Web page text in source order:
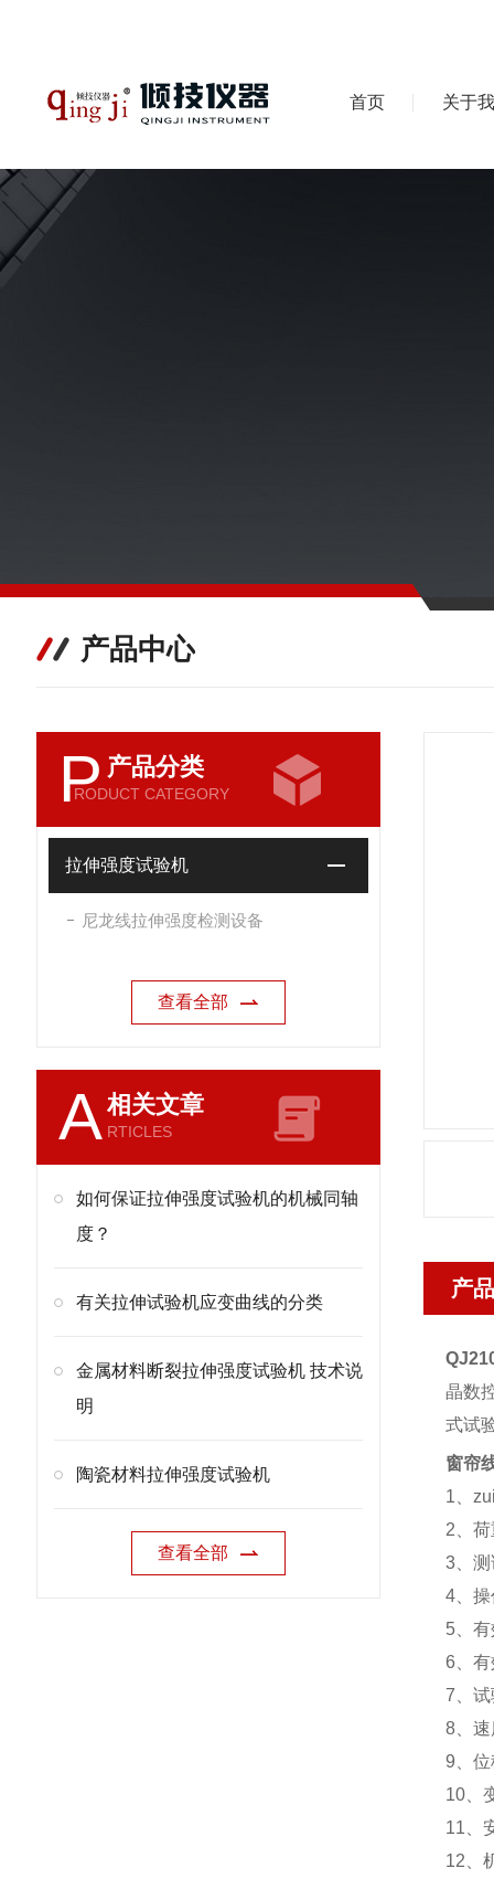
首页 关于
产品中心
P 产品分类
RODUCT CATEGORY
拉伸强度试验机
尼龙线拉伸强度检测设备
查看全部
A相关文章
RTICLES
如何保证拉伸强度试验机的机械同轴
度？
有关拉伸试验机应变曲线的分类
金属材料断裂拉伸强度试验机 技术说
明
陶瓷材料拉伸强度试验机
查看全部
产
晶数
式试
窗帘
1、
2、
3、
4、
5、
6、
7、试
8、
9、
10、
11、
12、